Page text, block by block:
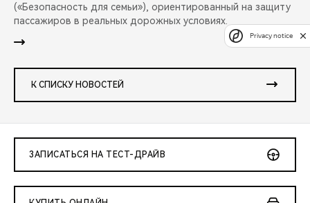
(«Безопасность для семьи»), ориентированный на защиту
пассажиров в реальных дорожных условиях.
К СПИСКУ НОВОСТЕЙ
ЗАПИСАТЬСЯ НА ТЕСТ-ДРАЙВ
Privacy notice